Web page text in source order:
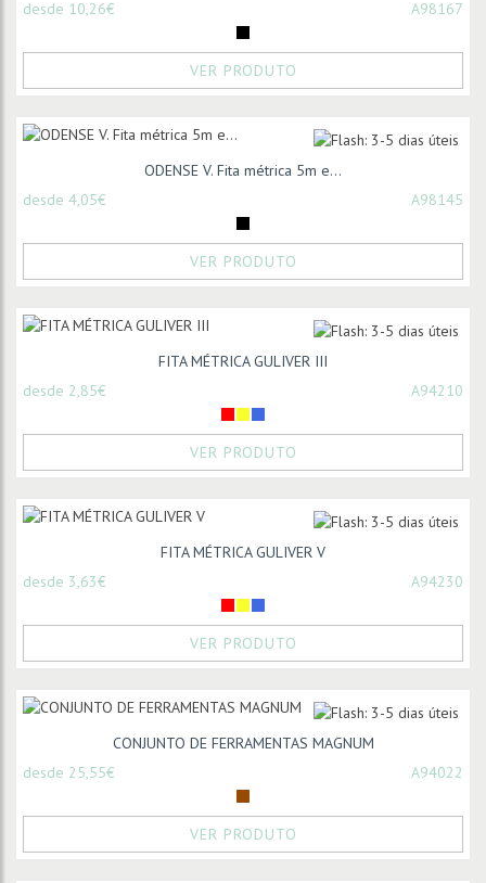
desde 10,26€
A98167
VER PRODUTO
ODENSE V. Fita métrica 5m e...
desde 4,05€
A98145
VER PRODUTO
FITA MÉTRICA GULIVER III
desde 2,85€
A94210
VER PRODUTO
FITA MÉTRICA GULIVER V
desde 3,63€
A94230
VER PRODUTO
CONJUNTO DE FERRAMENTAS MAGNUM
desde 25,55€
A94022
VER PRODUTO